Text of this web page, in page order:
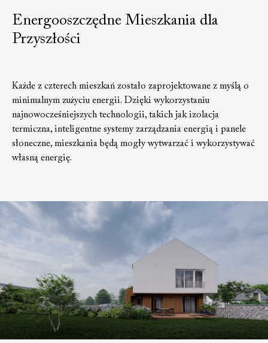
Energooszczędne Mieszkania dla
Przyszłości
Każde z czterech mieszkań zostało zaprojektowane z myślą o
minimalnym zużyciu energii. Dzięki wykorzystaniu
najnowocześniejszych technologii, takich jak izolacja
termiczna, inteligentne systemy zarządzania energią i panele
słoneczne, mieszkania będą mogły wytwarzać i wykorzystywać
własną energię.